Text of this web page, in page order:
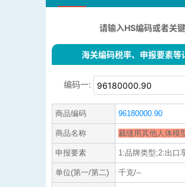
请输入HS编码或者关
海关编码税率、申报要素
编码一:
商品编码 96180000.90
商品名称 裁缝用其他人体模
申报要素 1:品牌类型;2:出口
单位(第一/第二) 千克/--